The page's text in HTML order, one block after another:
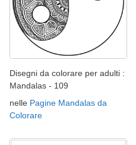
Disegni da colorare per adulti :
Mandalas - 109
nelle Pagine Mandalas da
Colorare